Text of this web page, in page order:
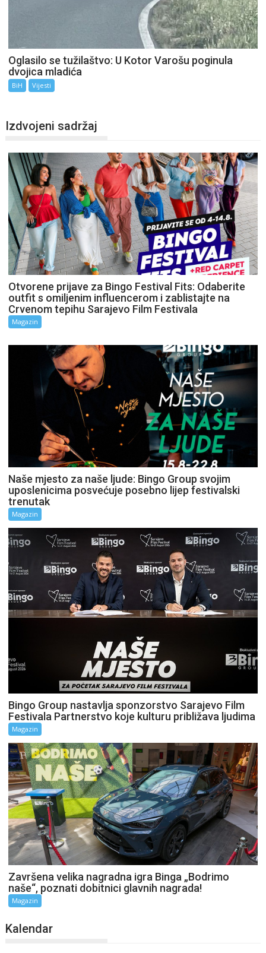
Oglasilo se tužilaštvo: U Kotor Varošu poginula
dvojica mladića
BiH Vijesti
Izdvojeni sadržaj
Otvorene prijave za Bingo Festival Fits: Odaberite
outfit s omiljenim influencerom i zablistajte na
Crvenom tepihu Sarajevo Film Festivala
Magazin
Naše mjesto za naše ljude: Bingo Group svojim
uposlenicima posvećuje posebno lijep festivalski
trenutak
Magazin
Bingo Group nastavlja sponzorstvo Sarajevo Film
Festivala Partnerstvo koje kulturu približava ljudima
Magazin
Završena velika nagradna igra Binga „Bodrimo
naše“, poznati dobitnici glavnih nagrada!
Magazin
Kalendar